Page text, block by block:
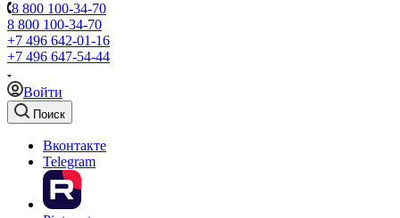
8 800 100-34-70
8 800 100-34-70
+7 496 642-01-16
+7 496 647-54-44
Войти
Поиск
Вконтакте
Telegram